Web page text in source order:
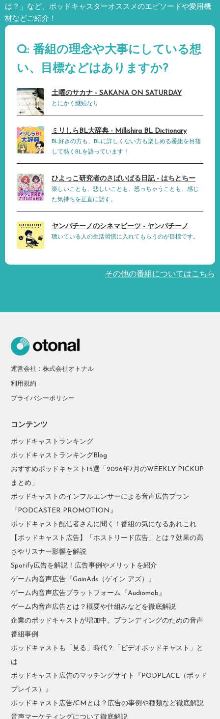
は？」など、 ポッドキャスターオススメのエピソードや愛用機
材などご紹介！
Q: 番組の理念や大事にしている想
い、目標などはありますか?
土曜のサカナ - SAKANA ON SATURDAY
とにかく継続なり
ミリしらBL大辞典 - Millishira BL Dictionary
BL好きの方も、BLに詳しくない方も楽しめる番組を目指
して熱くBLを語っています！
ひよっこ研究者のさばいばる日記 - はちとちー
楽しいことも、悲しいことも、怒っちゃうことも、感じ
た気持ちを正直に話す。
ヤンパチーノのシネマビーツ - ヤンパチーノ
聴いている人の生活習慣に入れてもらうのが目標です。
その他の番組についてはこちら
運営会社：株式会社オトナル
利用規約
プライバシーポリシー
コンテンツ
ポッドキャストランキング
ポッドキャストランキングBlog
おすすめポッドキャスト15選「2026年7月のWEEKLY PICKUP
まとめ」
ポッドキャストのインフルエンサーによる音声広告プラン
『PODCASTER PROMOTION』
ポッドキャスト配信者さんに聞く！番組の気になるあれこれ
【ポッドキャスト広告】「ホストリード広告」とは？効果の高
さやリスナー影響を解説
Spotify広告を解説！広告事例やメリットを紹介
ゲーム内音声広告『GainAds（ゲイン アズ）』
ゲーム内音声広告プラットフォーム『Audiomob』
ゲーム内音声広告とは？概要や仕組みなどを徹底解説
企業のポッドキャストが増加中。ブランディングのための音声
番組事例
ポッドキャストも「見る」時代？「ビデオポッドキャスト」と
は
ポッドキャスト広告のマッチングサイト『PODPLACE（ポッド
プレイス）』
ポッドキャスト広告/CMとは？広告の事例や種類など徹底解説
音声マーケティングについて徹底解説